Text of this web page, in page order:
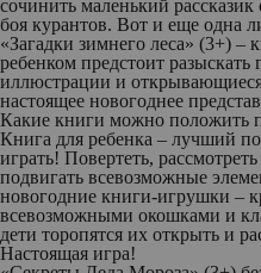
сочинить маленький
боя курантов. Вот и еще одна
«Загадки зимнего леса» (3+) –
ребенком предстоит
иллюстрации и
настоящее новогоднее
Какие книги можно положить
Книга для ребенка – лучший
играть! Повертеть,
подвигать всевозможные
новогодние книги-игрушки –
всевозможными окошками и
дети торопятся их открыть и
Настоящая игра!